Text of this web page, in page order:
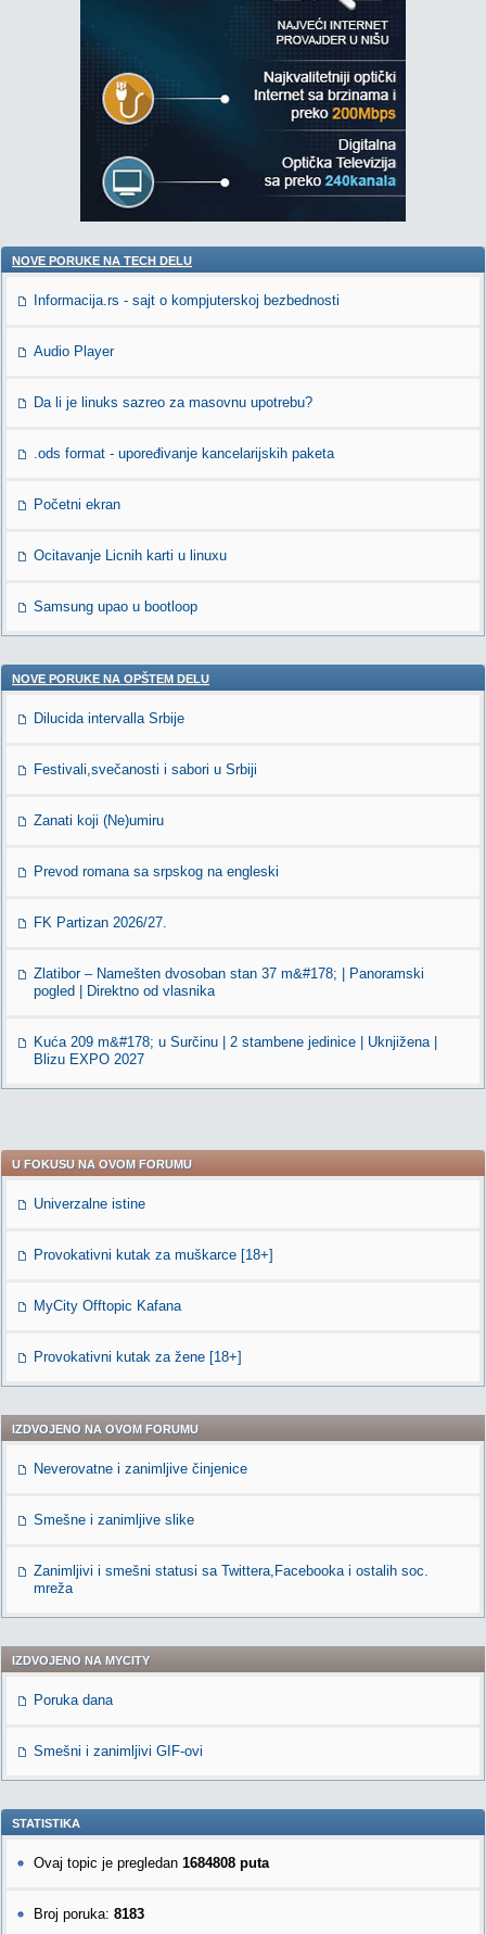
NOVE PORUKE NA TECH DELU
Informacija.rs - sajt o kompjuterskoj bezbednosti
Audio Player
Da li je linuks sazreo za masovnu upotrebu?
.ods format - upoređivanje kancelarijskih paketa
Početni ekran
Ocitavanje Licnih karti u linuxu
Samsung upao u bootloop
NOVE PORUKE NA OPŠTEM DELU
Dilucida intervalla Srbije
Festivali,svečanosti i sabori u Srbiji
Zanati koji (Ne)umiru
Prevod romana sa srpskog na engleski
FK Partizan 2026/27.
Zlatibor – Namešten dvosoban stan 37 m&#178; | Panoramski
pogled | Direktno od vlasnika
Kuća 209 m&#178; u Surčinu | 2 stambene jedinice | Uknjižena |
Blizu EXPO 2027
U FOKUSU NA OVOM FORUMU
Univerzalne istine
Provokativni kutak za muškarce [18+]
MyCity Offtopic Kafana
Provokativni kutak za žene [18+]
IZDVOJENO NA OVOM FORUMU
Neverovatne i zanimljive činjenice
Smešne i zanimljive slike
Zanimljivi i smešni statusi sa Twittera,Facebooka i ostalih soc.
mreža
IZDVOJENO NA MYCITY
Poruka dana
Smešni i zanimljivi GIF-ovi
STATISTIKA
Ovaj topic je pregledan 1684808 puta
Broj poruka: 8183